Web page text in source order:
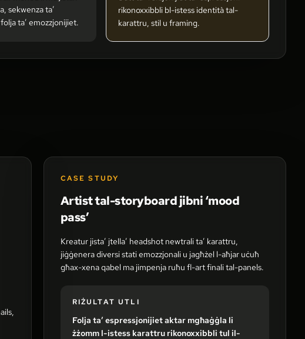
sekwenza ta’
ta’ emozzjonijiet.
rikonoxxibbli bl-istess identità tal-
karattru, stil u framing.
CASE STUDY
Artist tal-storyboard jibni ‘mood
pass’
Kreatur jista’ jtella’ headshot newtrali ta’ karattru,
jiġġenera diversi stati emozzjonali u jagħżel l-aħjar uċuħ
għax-xena qabel ma jimpenja ruħu fl-art finali tal-panels.
RIŻULTAT UTLI
Folja ta’ espressjonijiet aktar mgħaġġla li
żżomm l-istess karattru rikonoxxibbli tul il-